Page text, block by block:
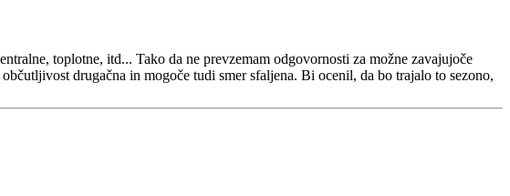
toplotne, itd... Tako da ne prevzemam odgovornosti za možne zavajujoče
drugačna in mogoče tudi smer sfaljena. Bi ocenil, da bo trajalo to sezono,